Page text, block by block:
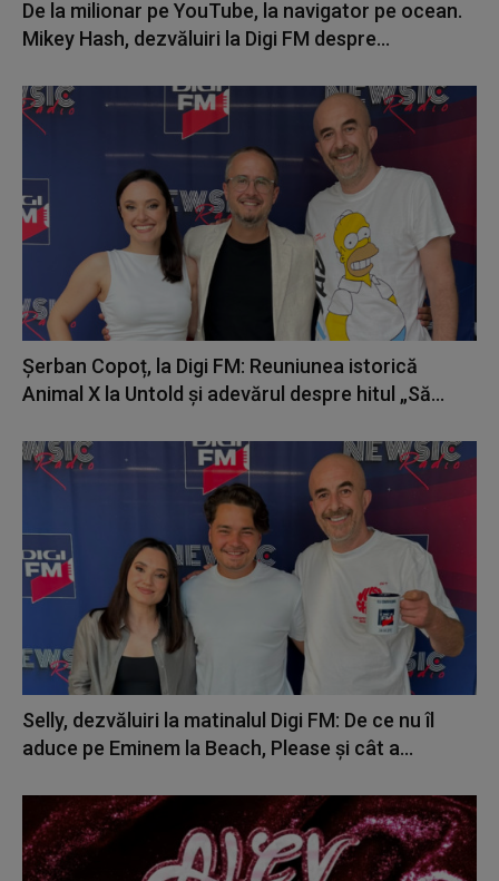
De la milionar pe YouTube, la navigator pe ocean.
Mikey Hash, dezvăluiri la Digi FM despre...
Șerban Copoț, la Digi FM: Reuniunea istorică
Animal X la Untold și adevărul despre hitul „Să...
Selly, dezvăluiri la matinalul Digi FM: De ce nu îl
aduce pe Eminem la Beach, Please și cât a...